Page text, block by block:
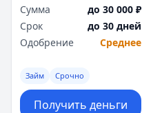
Сумма
до 30 000 ₽
Срок
до 30 дней
Одобрение
Среднее
Займ Срочно
Получить деньги